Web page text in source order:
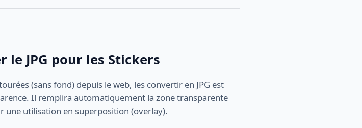
le JPG pour les Stickers
(sans fond) depuis le web, les convertir en JPG est
Il remplira automatiquement la zone transparente
une utilisation en superposition (overlay).